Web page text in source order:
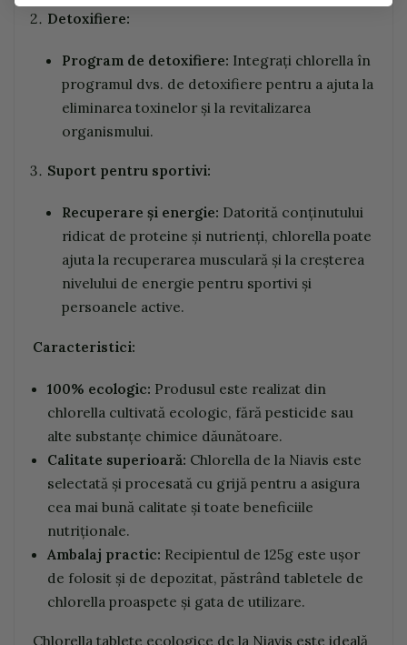
Detoxifiere:
Program de detoxifiere: Integrați chlorella în
programul dvs. de detoxifiere pentru a ajuta la
eliminarea toxinelor și la revitalizarea
organismului.
Suport pentru sportivi:
Recuperare și energie: Datorită conținutului
ridicat de proteine și nutrienți, chlorella poate
ajuta la recuperarea musculară și la creșterea
nivelului de energie pentru sportivi și
persoanele active.
Caracteristici:
100% ecologic: Produsul este realizat din
chlorella cultivată ecologic, fără pesticide sau
alte substanțe chimice dăunătoare.
Calitate superioară: Chlorella de la Niavis este
selectată și procesată cu grijă pentru a asigura
cea mai bună calitate și toate beneficiile
nutriționale.
Ambalaj practic: Recipientul de 125g este ușor
de folosit și de depozitat, păstrând tabletele de
chlorella proaspete și gata de utilizare.
Chlorella tablete ecologice de la Niavis este ideală